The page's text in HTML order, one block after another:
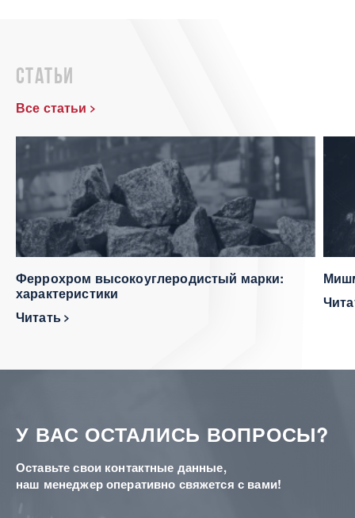
статьи
Все статьи
Феррохром высокоуглеродистый марки:
характеристики
Читать
У ВАС ОСТАЛИСЬ ВОПРОСЫ?
Оставьте свои контактные данные,
наш менеджер оперативно свяжется с вами!